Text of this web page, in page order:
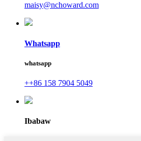
maisy@nchoward.com
Whatsapp
whatsapp
++86 158 7904 5049
Ibabaw